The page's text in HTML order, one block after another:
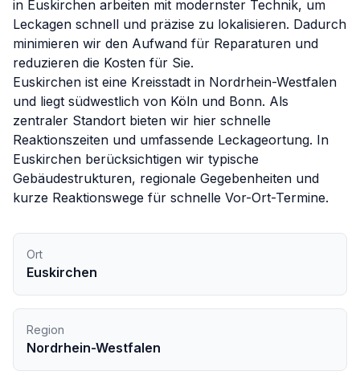
in Euskirchen arbeiten mit modernster Technik, um
Leckagen schnell und präzise zu lokalisieren. Dadurch
minimieren wir den Aufwand für Reparaturen und
reduzieren die Kosten für Sie.
Euskirchen ist eine Kreisstadt in Nordrhein-Westfalen
und liegt südwestlich von Köln und Bonn. Als
zentraler Standort bieten wir hier schnelle
Reaktionszeiten und umfassende Leckageortung. In
Euskirchen berücksichtigen wir typische
Gebäudestrukturen, regionale Gegebenheiten und
kurze Reaktionswege für schnelle Vor-Ort-Termine.
Ort
Euskirchen
Region
Nordrhein-Westfalen